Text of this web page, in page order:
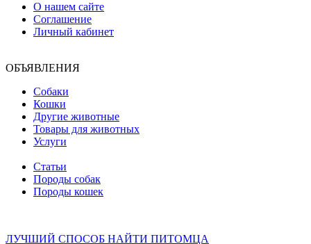
О нашем сайте
Соглашение
Личный кабинет
ОБЪЯВЛЕНИЯ
Собаки
Кошки
Другие животные
Товары для животных
Услуги
Статьи
Породы собак
Породы кошек
ЛУЧШИЙ СПОСОБ НАЙТИ ПИТОМЦА